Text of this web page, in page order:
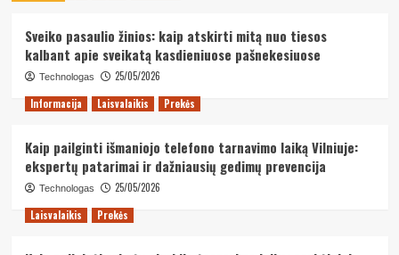
Sveiko pasaulio žinios: kaip atskirti mitą nuo tiesos
kalbant apie sveikatą kasdieniuose pašnekesiuose
Technologas
25/05/2026
Informacija
Laisvalaikis Prekės
Kaip pailginti išmaniojo telefono tarnavimo laiką Vilniuje:
ekspertų patarimai ir dažniausių gedimų prevencija
Technologas
25/05/2026
Laisvalaikis
Prekės